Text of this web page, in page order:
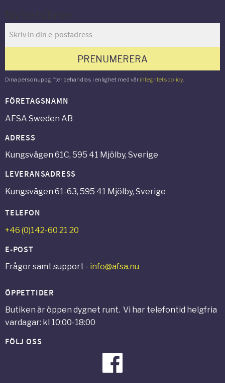
PRENUMERERA
Dina personuppgifter behandlas i enlighet med vår integritetspolicy.
FÖRETAGSNAMN
AFSA Sweden AB
ADRESS
Kungsvägen 61C, 595 41 Mjölby, Sverige
LEVERANSADRESS
Kungsvägen 61-63, 595 41 Mjölby, Sverige
TELEFON
+46 (0)142-60 21 20
E-POST
Frågor samt support - info@afsa.nu
ÖPPETTIDER
Butiken är öppen dygnet runt. Vi har telefontid helgfria
vardagar: kl 10:00-18:00
FÖLJ OSS